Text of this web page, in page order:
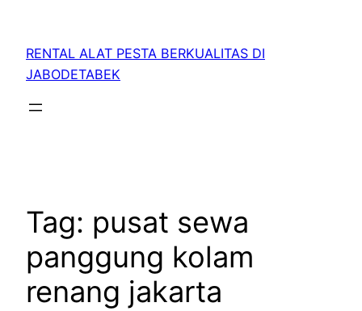
RENTAL ALAT PESTA BERKUALITAS DI
JABODETABEK
Tag: pusat sewa
panggung kolam
renang jakarta